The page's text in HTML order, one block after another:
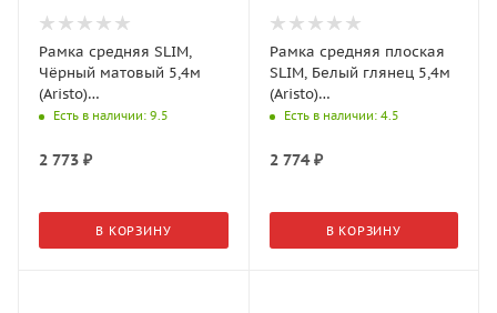
Рамка средняя SLIM,
Чёрный матовый 5,4м
(Aristo)
AV0590.VP540.BKSPC.CJ
Есть в наличии: 9.5
2 773 ₽
В КОРЗИНУ
Рамка средняя плоская
SLIM, Белый глянец 5,4м
(Aristo)
AV0700.VP540.WHGPC.CJ
Есть в наличии: 4.5
2 774₽
В КОРЗИНУ